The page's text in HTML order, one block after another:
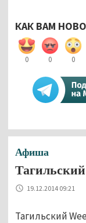
КАК ВАМ
0 0 0
Афиша
19.12.2014 09:21
Тагильский